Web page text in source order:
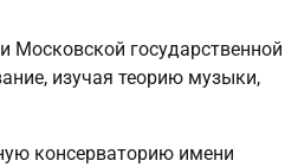
Московской государственной
изучая теорию музыки,
консерваторию имени